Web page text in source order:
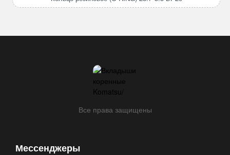
резиновое
28.7*3.5
Все права защищены
Мессенджеры